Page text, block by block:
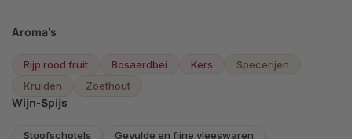
Aroma's
Rijp rood fruit Bosaardbei Kers
Specerijen
Kruiden
Zoethout
Wijn-Spijs
Stoofschotels
Gevulde en fijne vleeswaren